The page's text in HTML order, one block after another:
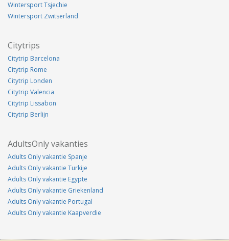
Wintersport Tsjechie
Wintersport Zwitserland
Citytrips
Citytrip Barcelona
Citytrip Rome
Citytrip Londen
Citytrip Valencia
Citytrip Lissabon
Citytrip Berlijn
AdultsOnly vakanties
Adults Only vakantie Spanje
Adults Only vakantie Turkije
Adults Only vakantie Egypte
Adults Only vakantie Griekenland
Adults Only vakantie Portugal
Adults Only vakantie Kaapverdie